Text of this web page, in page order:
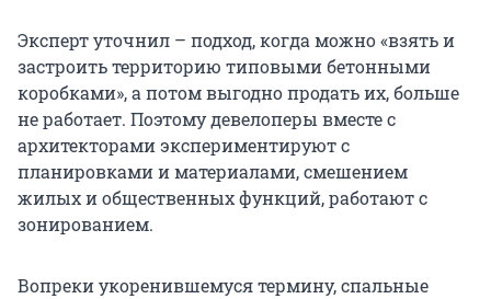
Эксперт уточнил – подход, когда можно «взять и
застроить территорию типовыми бетонными
коробками», а потом выгодно продать их, больше
не работает. Поэтому девелоперы вместе с
архитекторами экспериментируют с
планировками и материалами, смешением
жилых и общественных функций, работают с
зонированием.
Вопреки укоренившемуся термину, спальные